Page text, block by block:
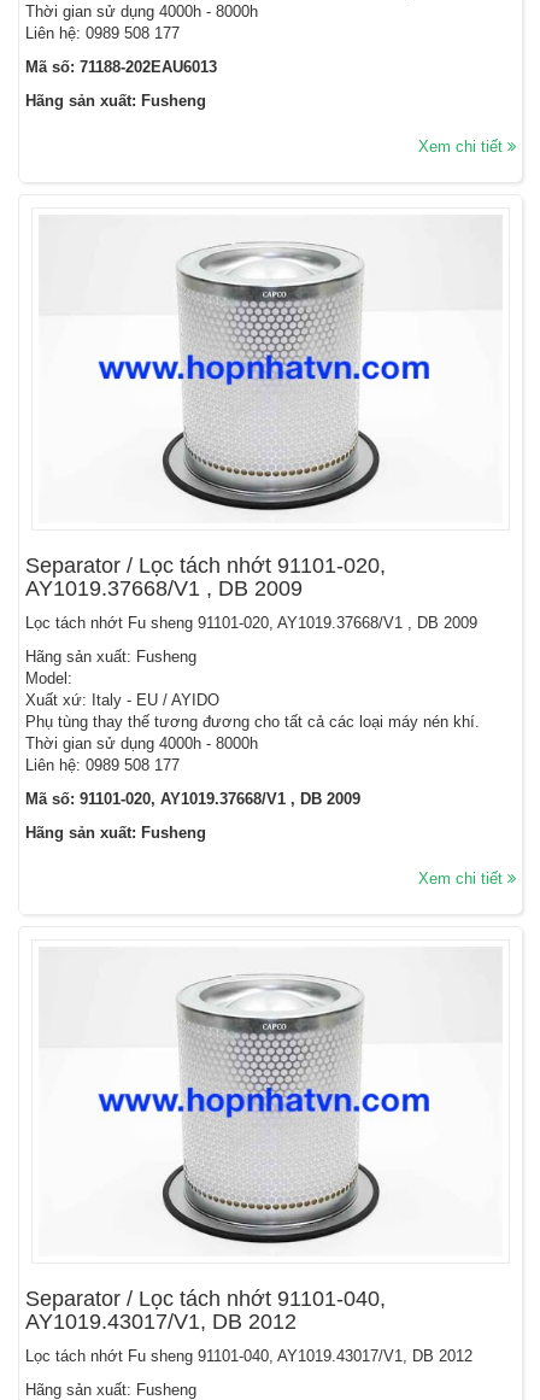
Thời gian sử dụng 4000h - 8000h
Liên hệ: 0989 508 177
Mã số: 71188-202EAU6013
Hãng sản xuất: Fusheng
Xem chi tiết
Separator / Lọc tách nhớt 91101-020,
AY1019.37668/V1 , DB 2009
Lọc tách nhớt Fu sheng 91101-020, AY1019.37668/V1 , DB 2009
Hãng sản xuất: Fusheng
Model:
Xuất xứ: Italy - EU / AYIDO
Phụ tùng thay thế tương đương cho tất cả các loại máy nén khí.
Thời gian sử dụng 4000h - 8000h
Liên hệ: 0989 508 177
Mã số: 91101-020, AY1019.37668/V1 , DB 2009
Hãng sản xuất: Fusheng
Xem chi tiết
Separator / Lọc tách nhớt 91101-040,
AY1019.43017/V1, DB 2012
Lọc tách nhớt Fu sheng 91101-040, AY1019.43017/V1, DB 2012
Hãng sản xuất: Fusheng